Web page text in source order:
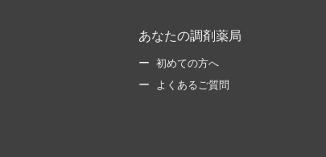
あなたの調剤薬局
初めての方へ
よくあるご質問